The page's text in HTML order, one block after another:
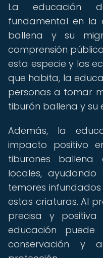
La educación
fundamental en la
ballena y su
comprensión
esta especie y los
que habita, la
personas a tomar
tiburón ballena y su
Además, la
impacto positivo
tiburones ballena
locales,
temores
estas criaturas. Al
precisa y
educación
conservación y